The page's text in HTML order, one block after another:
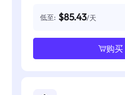
低至: $85.43/天
购买